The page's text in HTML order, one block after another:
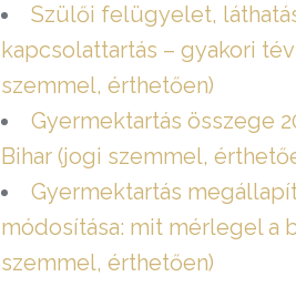
Szülői felügyelet,
kapcsolattartás – gyakori
szemmel, érthetően)
Gyermektartás összege
Bihar (jogi szemmel,
Gyermektartás
módosítása: mit mérlegel a
szemmel, érthetően)